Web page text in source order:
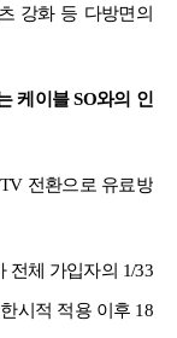
강화 등 다방면의
케이블 SO와의 인
전환으로 유료방
전체 가입자의 1/33
시적 적용 이후 18